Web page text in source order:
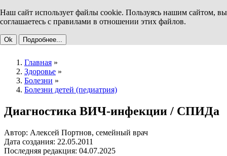
Наш сайт использует файлы cookie. Пользуясь нашим сайтом, вы
соглашаетесь с правилами в отношении этих файлов.
Ok Подробнее...
Главная »
Здоровье »
Болезни »
Болезни детей (педиатрия)
Диагностика ВИЧ-инфекции / СПИДа
Автор: Алексей Портнов, семейный врач
Дата создания: 22.05.2011
Последняя редакция: 04.07.2025